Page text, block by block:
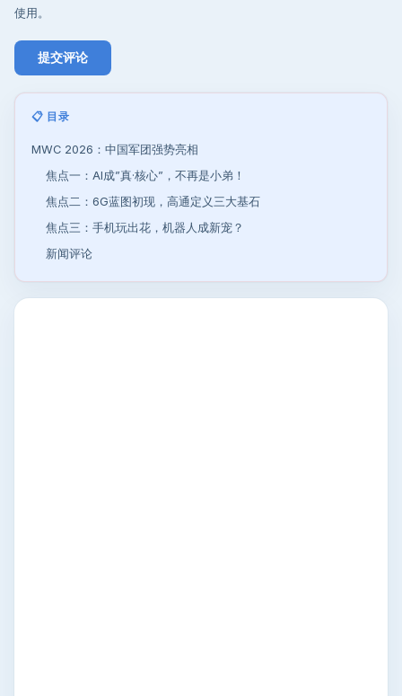
使用。
📋 目录
MWC 2026：中国军团强势亮相
焦点一：AI成”真·核心”，不再是小弟！
焦点二：6G蓝图初现，高通定义三大基石
焦点三：手机玩出花，机器人成新宠？
新闻评论